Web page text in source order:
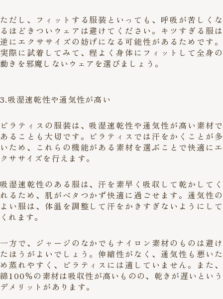
ただし、フィットする服装といっても、呼吸が苦しくな
るほどきついウェアは避けてください。キツすぎる服は
逆にエクササイズの妨げになる可能性があるためです。
実際に試着してみて、程よく身体にフィットして全身の
動きを邪魔しないウェアを選びましょう。
3.吸湿速乾性や通気性が高い
ピラティスの服装は、吸湿速乾性や通気性が高い素材で
あることも大切です。ピラティスでは汗をかくことが多
いため、これらの機能がある素材を選ぶことで快適にエ
クササイズを行えます。
吸湿速乾性のある服は、汗を素早く吸収して乾かしてく
れるため、肌がベタつかず快適に過ごせます。通気性の
よい服は、体温を調整して汗をかきすぎないようにして
くれます。
一方で、ジャージのなかでもナイロン素材のものは避け
たほうがよいでしょう。伸縮性がなく、通気性も悪いた
め蒸れやすく、ピラティスには適していません。また、
綿100％の素材は吸収性が高いものの、乾きが遅いという
デメリットがあります。